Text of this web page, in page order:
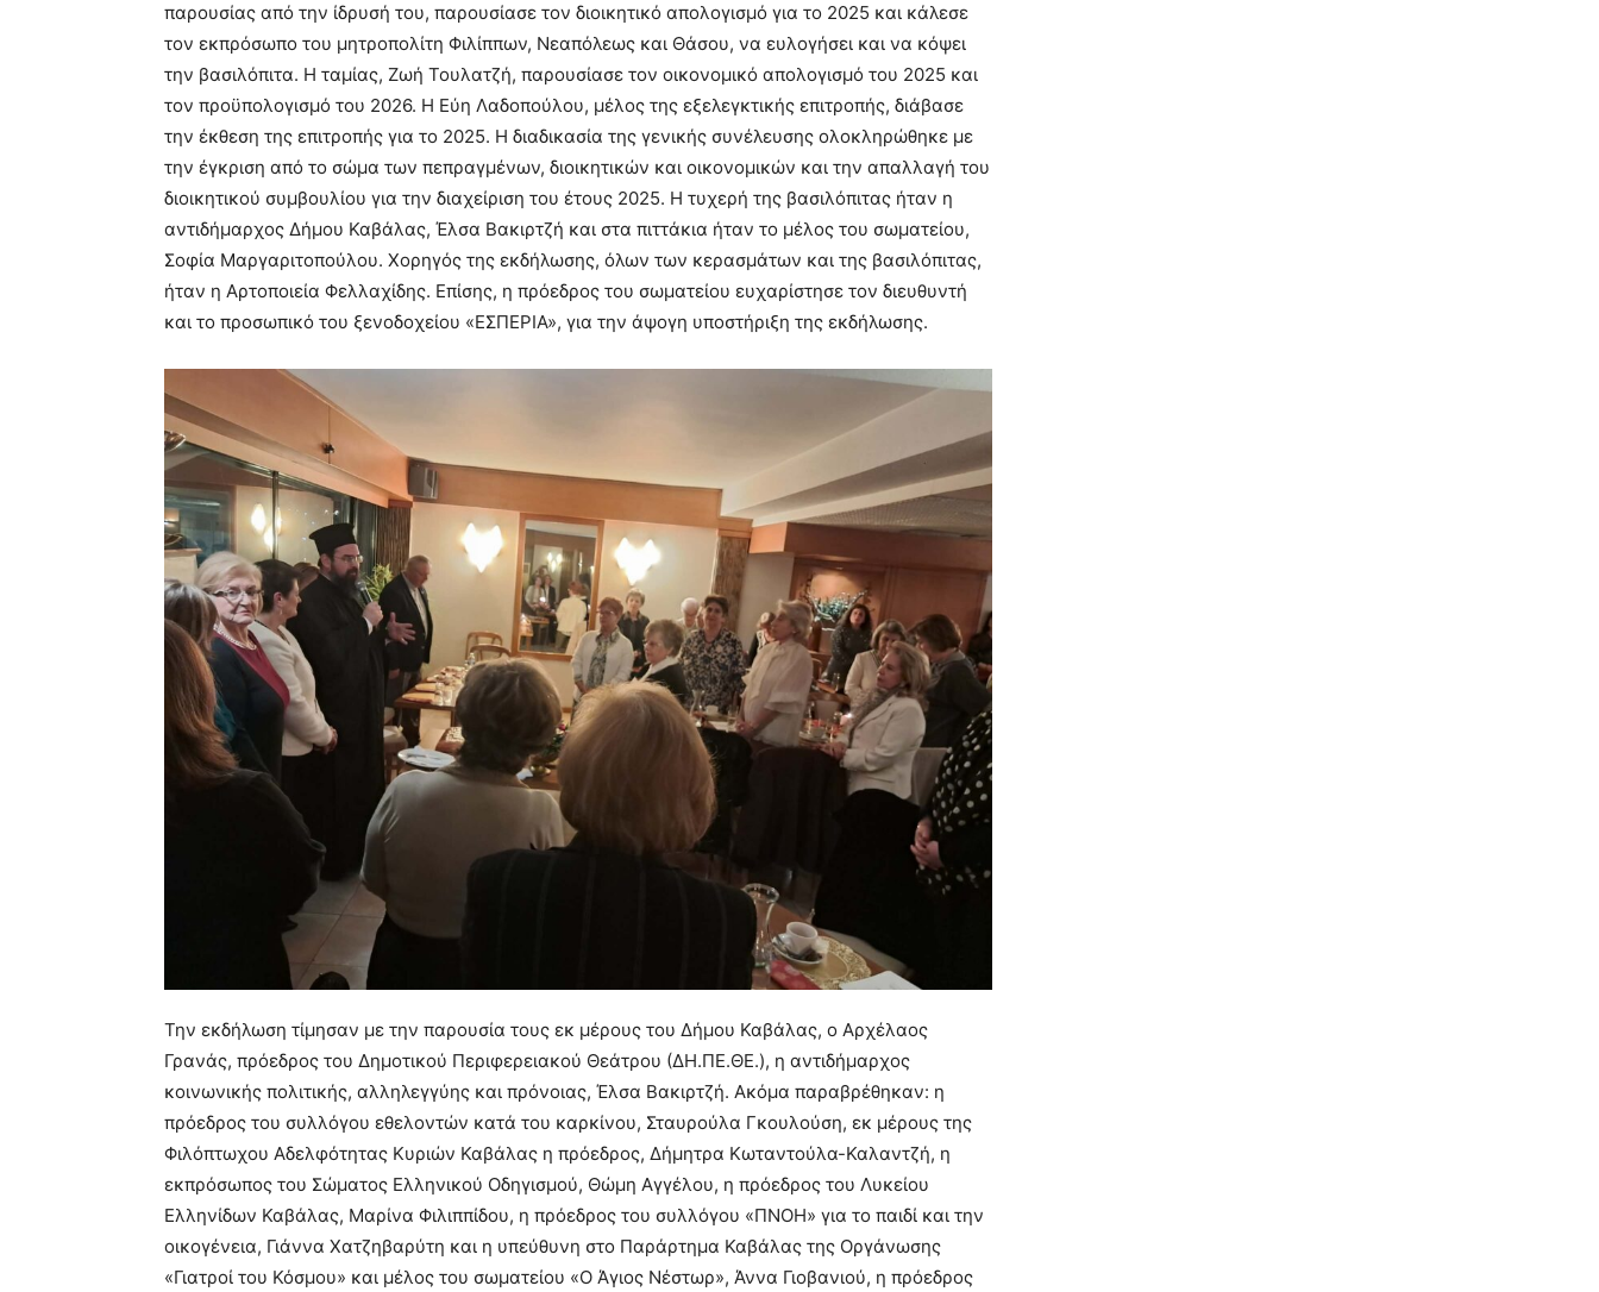
παρουσίας από την ίδρυσή του, παρουσίασε τον διοικητικό απολογισμό για το 2025 και κάλεσε
τον εκπρόσωπο του μητροπολίτη Φιλίππων, Νεαπόλεως και Θάσου, να ευλογήσει και να κόψει
την βασιλόπιτα. Η ταμίας, Ζωή Τουλατζή, παρουσίασε τον οικονομικό απολογισμό του 2025 και
τον προϋπολογισμό του 2026. Η Εύη Λαδοπούλου, μέλος της εξελεγκτικής επιτροπής, διάβασε
την έκθεση της επιτροπής για το 2025. Η διαδικασία της γενικής συνέλευσης ολοκληρώθηκε με
την έγκριση από το σώμα των πεπραγμένων, διοικητικών και οικονομικών και την απαλλαγή του
διοικητικού συμβουλίου για την διαχείριση του έτους 2025. Η τυχερή της βασιλόπιτας ήταν η
αντιδήμαρχος Δήμου Καβάλας, Έλσα Βακιρτζή και στα πιττάκια ήταν το μέλος του σωματείου,
Σοφία Μαργαριτοπούλου. Χορηγός της εκδήλωσης, όλων των κερασμάτων και της βασιλόπιτας,
ήταν η Αρτοποιεία Φελλαχίδης. Επίσης, η πρόεδρος του σωματείου ευχαρίστησε τον διευθυντή
και το προσωπικό του ξενοδοχείου «ΕΣΠΕΡΙΑ», για την άψογη υποστήριξη της εκδήλωσης.
Την εκδήλωση τίμησαν με την παρουσία τους εκ μέρους του Δήμου Καβάλας, ο Αρχέλαος
Γρανάς, πρόεδρος του Δημοτικού Περιφερειακού Θεάτρου (ΔΗ.ΠΕ.ΘΕ.), η αντιδήμαρχος
κοινωνικής πολιτικής, αλληλεγγύης και πρόνοιας, Έλσα Βακιρτζή. Ακόμα παραβρέθηκαν: η
πρόεδρος του συλλόγου εθελοντών κατά του καρκίνου, Σταυρούλα Γκουλούση, εκ μέρους της
Φιλόπτωχου Αδελφότητας Κυριών Καβάλας η πρόεδρος, Δήμητρα Κωταντούλα-Καλαντζή, η
εκπρόσωπος του Σώματος Ελληνικού Οδηγισμού, Θώμη Αγγέλου, η πρόεδρος του Λυκείου
Ελληνίδων Καβάλας, Μαρίνα Φιλιππίδου, η πρόεδρος του συλλόγου «ΠΝΟΗ» για το παιδί και την
οικογένεια, Γιάννα Χατζηβαρύτη και η υπεύθυνη στο Παράρτημα Καβάλας της Οργάνωσης
«Γιατροί του Κόσμου» και μέλος του σωματείου «Ο Άγιος Νέστωρ», Άννα Γιοβανιού, η πρόεδρος